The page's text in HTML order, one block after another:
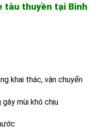
tàu thuyền tại Bình
khai thác, vận chuyển
mùi khó chịu